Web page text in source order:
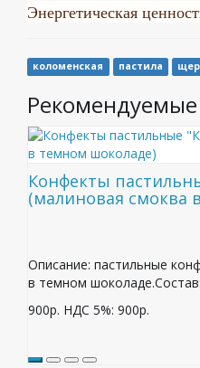
Энергетическая
коломенская пастила
Конфекты
(малиновая смоква
Описание: пастильные
в темном
900р. НДС 5%: 900р.